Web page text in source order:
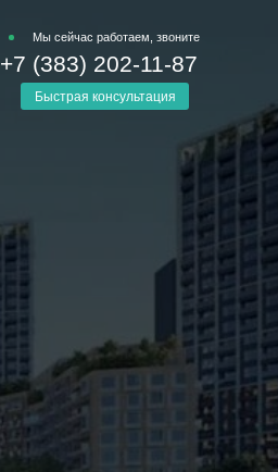
Мы сейчас работаем, звоните
+7 (383) 202-11-87
Быстрая консультация